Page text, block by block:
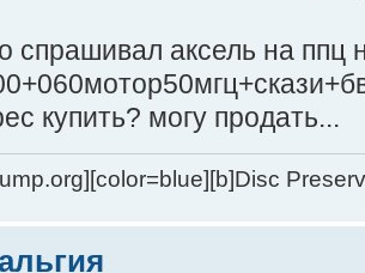
спрашивал аксель на ппц
купить? могу продать...